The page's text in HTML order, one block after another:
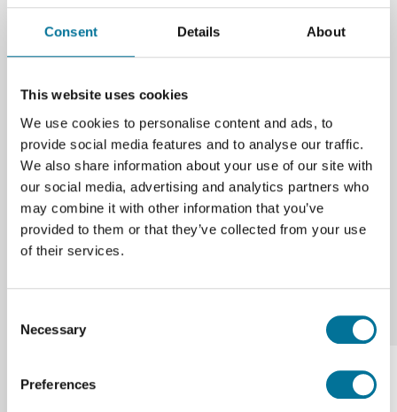
Consent Details About
This website uses cookies
We use cookies to personalise content and ads, to
provide social media features and to analyse our traffic.
We also share information about your use of our site with
our social media, advertising and analytics partners who
may combine it with other information that you’ve
provided to them or that they’ve collected from your use
of their services.
Selection
Necessary
Preferences
Beschreibung
Ersatzsatz Propellerschutz, passend für den DJI Neo.